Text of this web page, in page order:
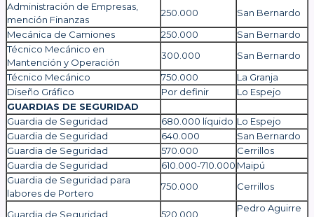
Administración de Empresas,
mención Finanzas
250.000
San Bernardo
Mecánica de Camiones
250.000
San Bernardo
Técnico Mecánico en
Mantención y Operación
300.000
San Bernardo
Técnico Mecánico
750.000
La Granja
Diseño Gráfico
Por definir
Lo Espejo
GUARDIAS DE SEGURIDAD
Guardia de Seguridad
680.000 líquido Lo Espejo
Guardia de Seguridad
640.000
San Bernardo
Guardia de Seguridad
570.000
Cerrillos
Guardia de Seguridad
610.000-710.000 Maipú
Guardia de Seguridad para
labores de Portero
750.000 Cerrillos
Guardia de Seguridad 520.000
Pedro Aguirre